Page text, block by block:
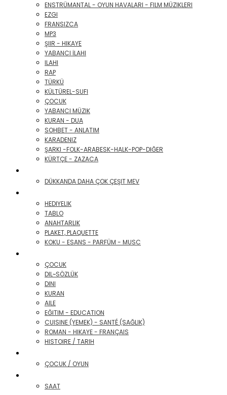
ENSTRÜMANTAL - OYUN HAVALARI - FILM MÜZIKLERI
EZGI
FRANSIZCA
MP3
ŞIIR - HIKAYE
YABANCI İLAHI
ILAHI
RAP
TÜRKÜ
KÜLTÜREL-SUFI
ÇOCUK
YABANCI MÜZIK
KURAN - DUA
SOHBET - ANLATIM
KARADENIZ
ŞARKI -FOLK-ARABESK-HALK-POP-DIĞER
KÜRTÇE - ZAZACA
DÜKKANDA DAHA ÇOK ÇEŞIT MEV
HEDIYELIK
TABLO
ANAHTARLIK
PLAKET, PLAQUETTE
KOKU - ESANS - PARFÜM - MUSC
ÇOCUK
DIL~SÖZLÜK
DINI
KURAN
AILE
EĞITIM - EDUCATION
CUISINE (YEMEK) - SANTÉ (SAĞLIK)
ROMAN - HIKAYE - FRANÇAIS
HISTOIRE / TARIH
ÇOCUK / OYUN
SAAT